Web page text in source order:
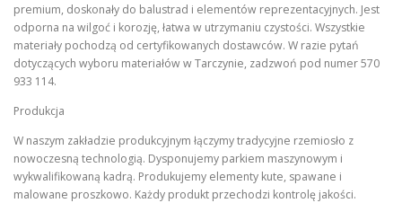
premium, doskonały do balustrad i elementów reprezentacyjnych. Jest
odporna na wilgoć i korozję, łatwa w utrzymaniu czystości. Wszystkie
materiały pochodzą od certyfikowanych dostawców. W razie pytań
dotyczących wyboru materiałów w Tarczynie, zadzwoń pod numer 570
933 114.
Produkcja
W naszym zakładzie produkcyjnym łączymy tradycyjne rzemiosło z
nowoczesną technologią. Dysponujemy parkiem maszynowym i
wykwalifikowaną kadrą. Produkujemy elementy kute, spawane i
malowane proszkowo. Każdy produkt przechodzi kontrolę jakości.